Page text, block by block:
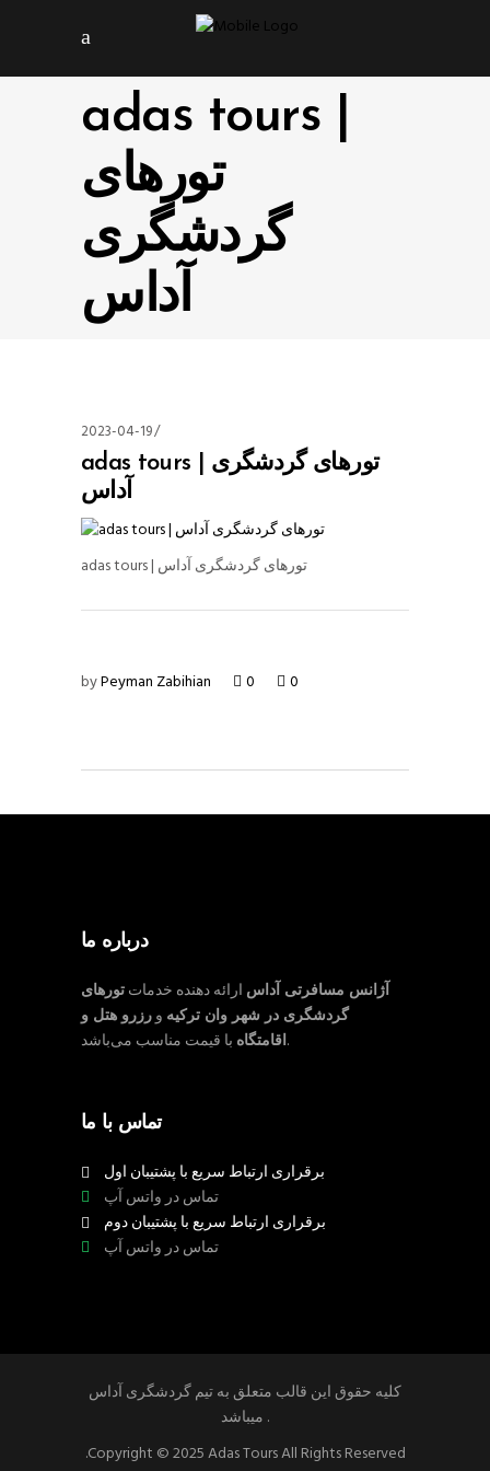
adas tours |
تورهای
گردشگری
آداس
2023-04-19
adas tours | تورهای گردشگری
آداس
adas tours | تورهای گردشگری آداس
byPeyman Zabihian 0 0
درباره ما
آژانس مسافرتی آداس ارائه دهنده خدماتتورهای
گردشگری در شهر وان ترکیه ورزرو هتل و
اقامتگاهبا قیمت مناسب می‌باشد.
تماس با ما
برقراری ارتباط سریع با پشتیبان اول
تماس در واتس آپ
برقراری ارتباط سریع با پشتیبان دوم
تماس در واتس آپ
کلیه حقوق این قالب متعلق به تیم گردشگری آداس
میباشد .
.Copyright © 2025 Adas Tours All Rights Reserved